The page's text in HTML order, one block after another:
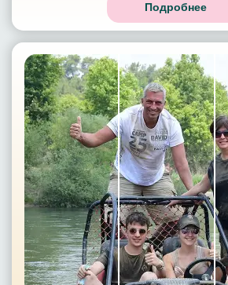
Подробнее